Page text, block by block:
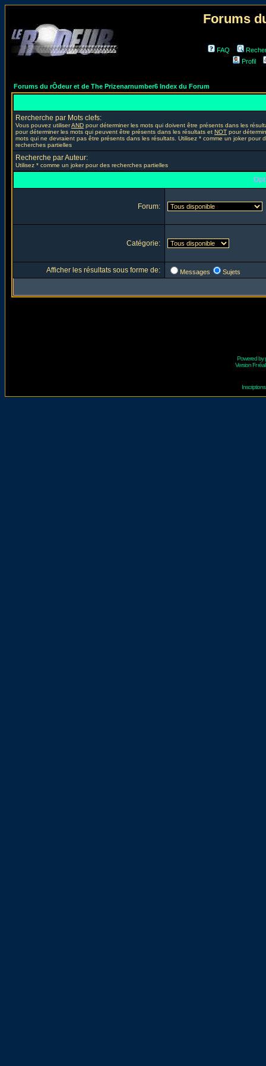
Forums
FAQ
Profil
Forums du rÔdeur et de The Prizenarnumber6 Index du Forum
Rercherche par Mots clefs:
Vous pouvez utiliserAND pour déterminer les mots qui doivent être présents dans les
pour déterminer les mots qui peuvent être présents dans les résultats et NOT pour
mots qui ne devraient pas être présents dans les résultats. Utilisez * comme un joker pour
recherches partielles
Recherche par Auteur:
Utilisez * comme un joker pour des recherches partielles
Forum:
Catégorie:
Afficher les résultats sous forme de: Messages Sujets
Powered by
Version Fr